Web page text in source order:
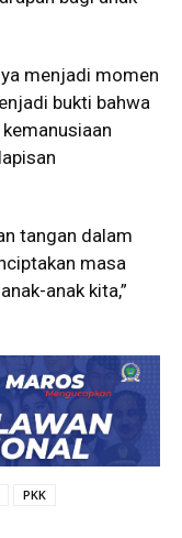
menjadi momen
bukti bahwa
tangan dalam
masa
anak kita,”
PKK